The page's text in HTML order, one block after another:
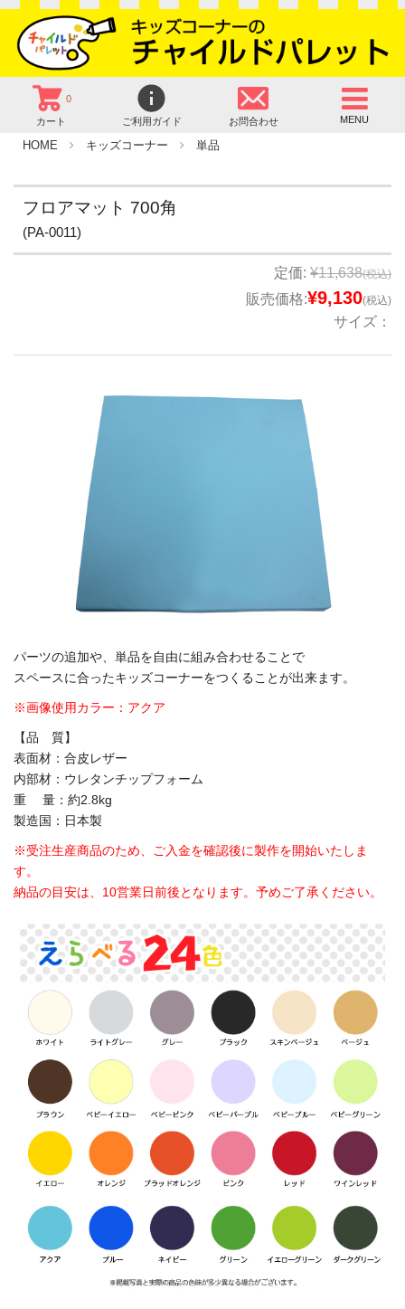
0
カート ご利用ガイド お問合わせ MENU
HOME キッズコーナー 単品
フロアマット 700角
(PA-0011)
定価: ¥11,638(税込)
販売価格:¥9,130(税込)
サイズ：
パーツの追加や、単品を自由に組み合わせることで
スペースに合ったキッズコーナーをつくることが出来ます。
※画像使用カラー：アクア
【品 質】
表面材：合皮レザー
内部材：ウレタンチップフォーム
重 量：約2.8kg
製造国：日本製
※受注生産商品のため、ご入金を確認後に製作を開始いたしま
す。
納品の目安は、10営業日前後となります。予めご了承ください。